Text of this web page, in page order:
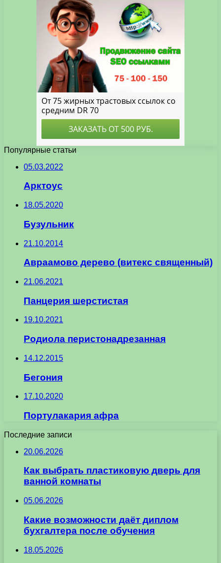
Популярные статьи
05.03.2022
Арктоус
18.05.2020
Бузульник
21.10.2014
Авраамово дерево (витекс священный)
21.06.2021
Панцерия шерстистая
19.10.2021
Родиола перистонадрезанная
14.12.2015
Бегония
17.10.2020
Портулакария афра
Последние записи
20.06.2026
Как выбрать пластиковую дверь для
ванной комнаты
05.06.2026
Какие возможности даёт диплом
бухгалтера после обучения
18.05.2026